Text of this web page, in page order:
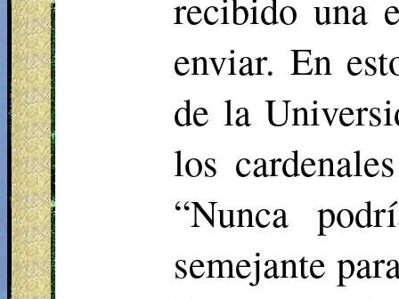
enviar. En
de la
los
“Nunca
semejante